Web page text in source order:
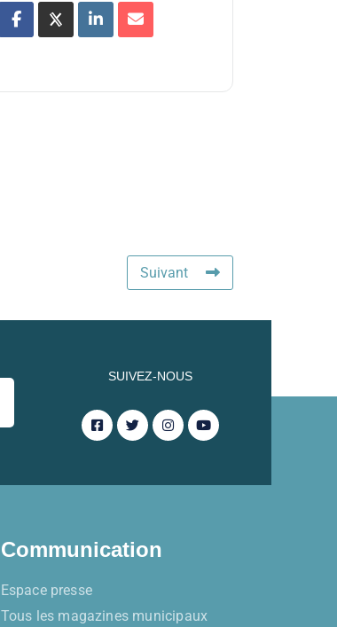
Suivant
SUIVEZ-NOUS
Communication
Espace presse
Tous les magazines municipaux